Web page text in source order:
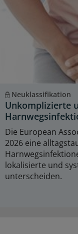
Neuklassifikation
Unkomplizierte
Die European
2026 eine
lokalisierte und
unterscheiden.